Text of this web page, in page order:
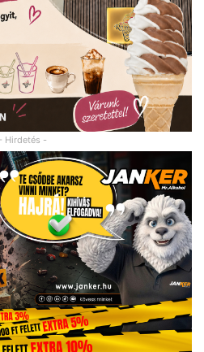
- Hirdetés -